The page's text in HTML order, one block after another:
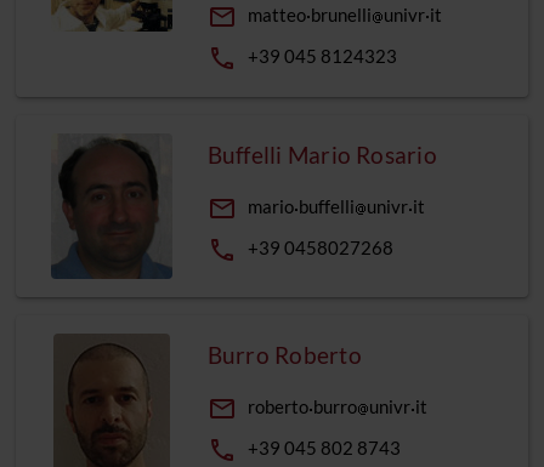
email matteo brunelli univr it
phone +39 045 8124323
Buffelli Mario Rosario
email mario buffelli univr it
phone +39 0458027268
Burro Roberto
email roberto burro univr it
phone +39 045 802 8743